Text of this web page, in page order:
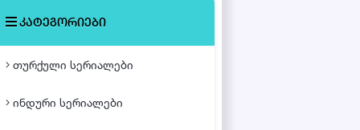
მძაფრ-სიუჟეტიანი
კატეგორიები
თურქული სერიალები
ინდური სერიალები